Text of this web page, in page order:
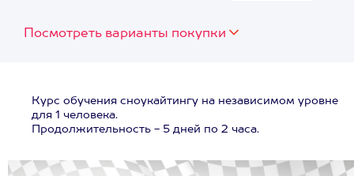
Посмотреть варианты покупки
Курс обучения сноукайтингу на независимом уровне
для 1 человека.
Продолжительность - 5 дней по 2 часа.